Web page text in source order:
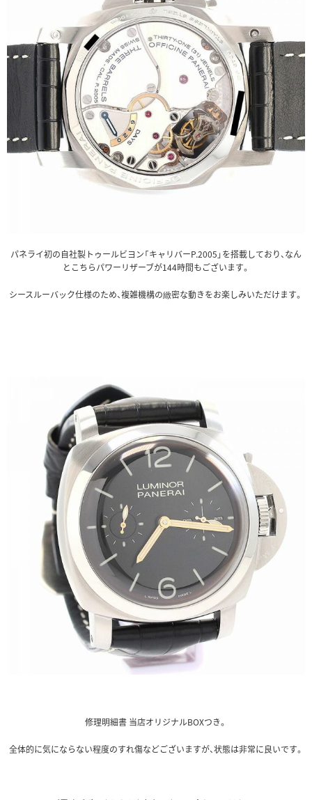
パネライ初の自社製トゥールビヨン「キャリバーP.2005」を搭載しており、なん
とこちらパワーリザーブが144時間もございます。
シースルーバック仕様のため、複雑機構の緻密な動きをお楽しみいただけます。
修理明細書 当店オリジナルBOXつき。
全体的に気にならない程度のすれ傷などございますが、状態は非常に良いです。